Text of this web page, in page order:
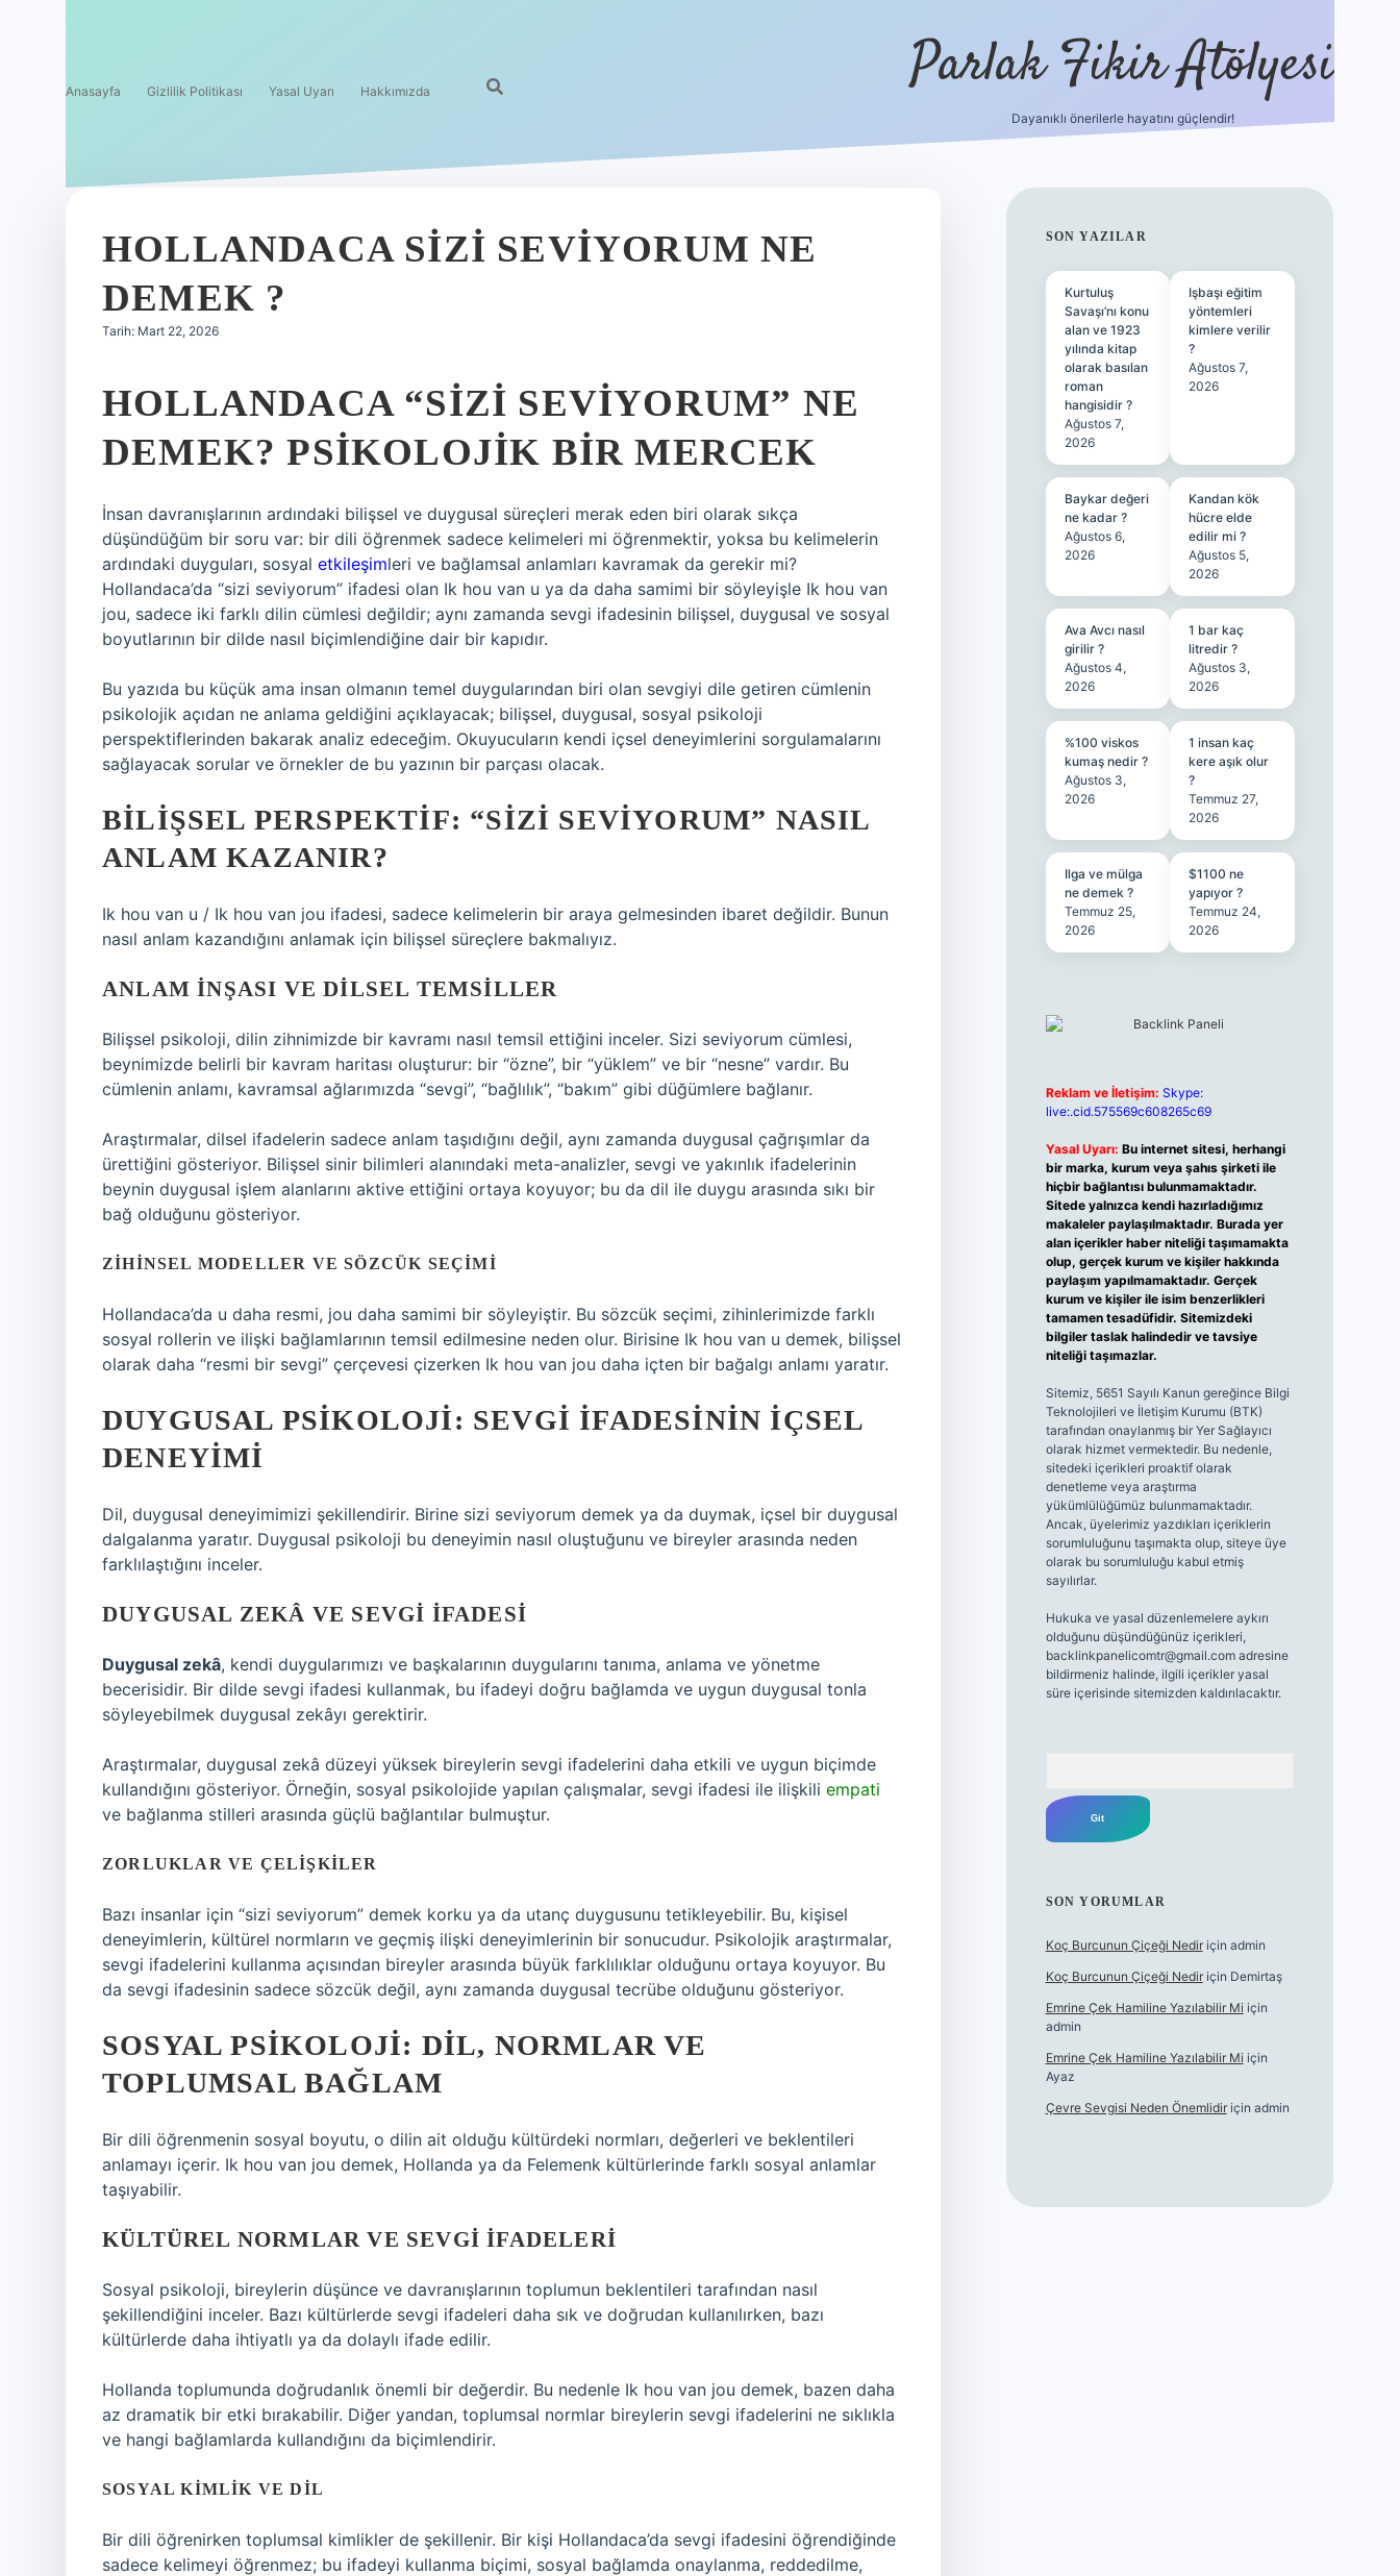
Anasayfa Gizlilik Politikası Yasal Uyarı Hakkımızda Parlak Fikir Atölyesi
Dayanıklı önerilerle hayatını güçlendir!
HOLLANDACA SIZI SEVIYORUM NE
DEMEK ?
Tarih: Mart 22, 2026
HOLLANDACA “SIZI SEVIYORUM” NE
DEMEK? PSIKOLOJIK BIR MERCEK
İnsan davranışlarının ardındaki bilişsel ve duygusal süreçleri merak eden biri olarak sıkça
düşündüğüm bir soru var: bir dili öğrenmek sadece kelimeleri mi öğrenmektir, yoksa bu kelimelerin
ardındaki duyguları, sosyal etkileşimleri ve bağlamsal anlamları kavramak da gerekir mi?
Hollandaca’da “sizi seviyorum” ifadesi olan Ik hou van u ya da daha samimi bir söyleyişle Ik hou van
jou, sadece iki farklı dilin cümlesi değildir; aynı zamanda sevgi ifadesinin bilişsel, duygusal ve sosyal
boyutlarının bir dilde nasıl biçimlendiğine dair bir kapıdır.
Bu yazıda bu küçük ama insan olmanın temel duygularından biri olan sevgiyi dile getiren cümlenin
psikolojik açıdan ne anlama geldiğini açıklayacak; bilişsel, duygusal, sosyal psikoloji
perspektiflerinden bakarak analiz edeceğim. Okuyucuların kendi içsel deneyimlerini sorgulamalarını
sağlayacak sorular ve örnekler de bu yazının bir parçası olacak.
BILIŞSEL PERSPEKTIF: “SIZI SEVIYORUM” NASIL
ANLAM KAZANIR?
Ik hou van u / Ik hou van jou ifadesi, sadece kelimelerin bir araya gelmesinden ibaret değildir. Bunun
nasıl anlam kazandığını anlamak için bilişsel süreçlere bakmalıyız.
ANLAM İNŞASI VE DILSEL TEMSILLER
Bilişsel psikoloji, dilin zihnimizde bir kavramı nasıl temsil ettiğini inceler. Sizi seviyorum cümlesi,
beynimizde belirli bir kavram haritası oluşturur: bir “özne”, bir “yüklem” ve bir “nesne” vardır. Bu
cümlenin anlamı, kavramsal ağlarımızda “sevgi”, “bağlılık”, “bakım” gibi düğümlere bağlanır.
Araştırmalar, dilsel ifadelerin sadece anlam taşıdığını değil, aynı zamanda duygusal çağrışımlar da
ürettiğini gösteriyor. Bilişsel sinir bilimleri alanındaki meta-analizler, sevgi ve yakınlık ifadelerinin
beynin duygusal işlem alanlarını aktive ettiğini ortaya koyuyor; bu da dil ile duygu arasında sıkı bir
bağ olduğunu gösteriyor.
ZIHINSEL MODELLER VE SÖZCÜK SEÇIMI
Hollandaca’da u daha resmi, jou daha samimi bir söyleyiştir. Bu sözcük seçimi, zihinlerimizde farklı
sosyal rollerin ve ilişki bağlamlarının temsil edilmesine neden olur. Birisine Ik hou van u demek, bilişsel
olarak daha “resmi bir sevgi” çerçevesi çizerken Ik hou van jou daha içten bir bağalgı anlamı yaratır.
DUYGUSAL PSIKOLOJI: SEVGI İFADESININ İÇSEL
DENEYIMI
Dil, duygusal deneyimimizi şekillendirir. Birine sizi seviyorum demek ya da duymak, içsel bir duygusal
dalgalanma yaratır. Duygusal psikoloji bu deneyimin nasıl oluştuğunu ve bireyler arasında neden
farklılaştığını inceler.
DUYGUSAL ZEKÂ VE SEVGI İFADESI
Duygusal zekâ, kendi duygularımızı ve başkalarının duygularını tanıma, anlama ve yönetme
becerisidir. Bir dilde sevgi ifadesi kullanmak, bu ifadeyi doğru bağlamda ve uygun duygusal tonla
söyleyebilmek duygusal zekâyı gerektirir.
Araştırmalar, duygusal zekâ düzeyi yüksek bireylerin sevgi ifadelerini daha etkili ve uygun biçimde
kullandığını gösteriyor. Örneğin, sosyal psikolojide yapılan çalışmalar, sevgi ifadesi ile ilişkili empati
ve bağlanma stilleri arasında güçlü bağlantılar bulmuştur.
ZORLUKLAR VE ÇELIŞKILER
Bazı insanlar için “sizi seviyorum” demek korku ya da utanç duygusunu tetikleyebilir. Bu, kişisel
deneyimlerin, kültürel normların ve geçmiş ilişki deneyimlerinin bir sonucudur. Psikolojik araştırmalar,
sevgi ifadelerini kullanma açısından bireyler arasında büyük farklılıklar olduğunu ortaya koyuyor. Bu
da sevgi ifadesinin sadece sözcük değil, aynı zamanda duygusal tecrübe olduğunu gösteriyor.
SOSYAL PSIKOLOJI: DIL, NORMLAR VE
TOPLUMSAL BAĞLAM
Bir dili öğrenmenin sosyal boyutu, o dilin ait olduğu kültürdeki normları, değerleri ve beklentileri
anlamayı içerir. Ik hou van jou demek, Hollanda ya da Felemenk kültürlerinde farklı sosyal anlamlar
taşıyabilir.
KÜLTÜREL NORMLAR VE SEVGI İFADELERI
Sosyal psikoloji, bireylerin düşünce ve davranışlarının toplumun beklentileri tarafından nasıl
şekillendiğini inceler. Bazı kültürlerde sevgi ifadeleri daha sık ve doğrudan kullanılırken, bazı
kültürlerde daha ihtiyatlı ya da dolaylı ifade edilir.
Hollanda toplumunda doğrudanlık önemli bir değerdir. Bu nedenle Ik hou van jou demek, bazen daha
az dramatik bir etki bırakabilir. Diğer yandan, toplumsal normlar bireylerin sevgi ifadelerini ne sıklıkla
ve hangi bağlamlarda kullandığını da biçimlendirir.
SOSYAL KIMLIK VE DIL
Bir dili öğrenirken toplumsal kimlikler de şekillenir. Bir kişi Hollandaca’da sevgi ifadesini öğrendiğinde
sadece kelimeyi öğrenmez; bu ifadeyi kullanma biçimi, sosyal bağlamda onaylanma, reddedilme,
SIDEBAR
SON YAZILAR
Kurtuluş
Savaşı’nı konu
alan ve 1923
yılında kitap
olarak basılan
roman
hangisidir ?
Ağustos 7,
2026
Işbaşı eğitim
yöntemleri
kimlere verilir
?
Ağustos 7,
2026
Baykar değeri
ne kadar ?
Ağustos 6,
2026
Kandan kök
hücre elde
edilir mi ?
Ağustos 5,
2026
Ava Avcı nasıl
girilir ?
Ağustos 4,
2026
1 bar kaç
litredir ?
Ağustos 3,
2026
%100 viskos
kumaş nedir ?
Ağustos 3,
2026
1 insan kaç
kere aşık olur
?
Temmuz 27,
2026
Ilga ve mülga
ne demek ?
Temmuz 25,
2026
$1100 ne
yapıyor ?
Temmuz 24,
2026
Reklam ve İletişim: Skype:
live:.cid.575569c608265c69
Yasal Uyarı: Bu internet sitesi, herhangi
bir marka, kurum veya şahıs şirketi ile
hiçbir bağlantısı bulunmamaktadır.
Sitede yalnızca kendi hazırladığımız
makaleler paylaşılmaktadır. Burada yer
alan içerikler haber niteliği taşımamakta
olup, gerçek kurum ve kişiler hakkında
paylaşım yapılmamaktadır. Gerçek
kurum ve kişiler ile isim benzerlikleri
tamamen tesadüfidir. Sitemizdeki
bilgiler taslak halindedir ve tavsiye
niteliği taşımazlar.
Sitemiz, 5651 Sayılı Kanun gereğince Bilgi
Teknolojileri ve İletişim Kurumu (BTK)
tarafından onaylanmış bir Yer Sağlayıcı
olarak hizmet vermektedir. Bu nedenle,
sitedeki içerikleri proaktif olarak
denetleme veya araştırma
yükümlülüğümüz bulunmamaktadır.
Ancak, üyelerimiz yazdıkları içeriklerin
sorumluluğunu taşımakta olup, siteye üye
olarak bu sorumluluğu kabul etmiş
sayılırlar.
Hukuka ve yasal düzenlemelere aykırı
olduğunu düşündüğünüz içerikleri,
backlinkpanelicomtr@gmail.comadresine
bildirmeniz halinde, ilgili içerikler yasal
süre içerisinde sitemizden kaldırılacaktır.
SON YORUMLAR
Koç Burcunun Çiçeği Nediriçin admin
Koç Burcunun Çiçeği Nediriçin Demirtaş
Emrine Çek Hamiline Yazılabilir Mi için
admin
Emrine Çek Hamiline Yazılabilir Mi için
Ayaz
Çevre Sevgisi Neden Önemlidiriçin admin
ilbet casino